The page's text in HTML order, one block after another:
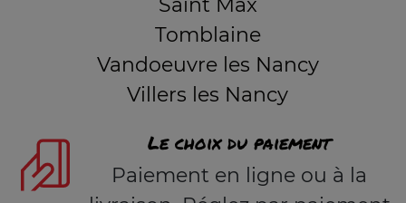
Saint Max
Tomblaine
Vandoeuvre les Nancy
Villers les Nancy
Le choix du paiement
Paiement en ligne ou à la